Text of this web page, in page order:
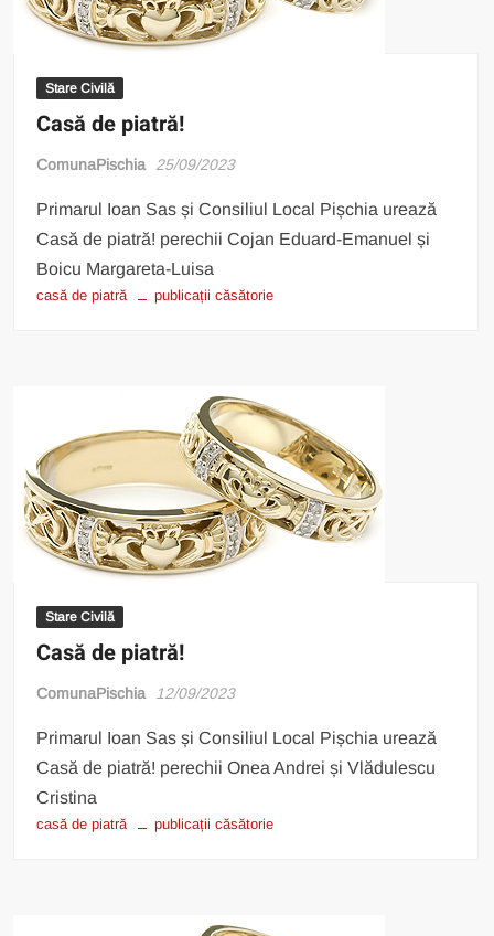
Stare Civilă
Casă de piatră!
ComunaPischia 25/09/2023
Primarul Ioan Sas și Consiliul Local Pișchia urează
Casă de piatră! perechii Cojan Eduard-Emanuel și
Boicu Margareta-Luisa
casă de piatră publicații căsătorie
Stare Civilă
Casă de piatră!
ComunaPischia 12/09/2023
Primarul Ioan Sas și Consiliul Local Pișchia urează
Casă de piatră! perechii Onea Andrei și Vlădulescu
Cristina
casă de piatră publicații căsătorie